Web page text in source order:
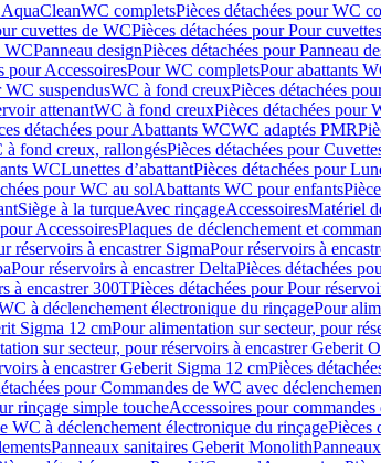
WC completsPièces détachées pour WC
cuvettes de WCPièces détachées pour Pour
WCPanneau designPièces détachées pour Panneau
pour AccessoiresPour WC completsPour abattants
WC suspendusWC à fond creuxPièces détachées
attenantWC à fond creuxPièces détachées pour
détachées pour Abattants WCWC adaptés PMR
à fond creux, rallongésPièces détachées pour
WCLunettes d’abattantPièces détachées pour
pour WC au solAbattants WC pour enfants
Siège à la turqueAvec rinçageAccessoiresMatériel
AccessoiresPlaques de déclenchement et
réservoirs à encastrer SigmaPour réservoirs à
Pour réservoirs à encastrer DeltaPièces détachées
à encastrer 300TPièces détachées pour Pour
à déclenchement électronique du rinçagePour
Sigma 12 cmPour alimentation sur secteur, pour
sur secteur, pour réservoirs à encastrer Geberit
à encastrer Geberit Sigma 12 cmPièces
pour Commandes de WC avec
rinçage simple toucheAccessoires pour commandes
WC à déclenchement électronique du rinçagePièces
Panneaux sanitaires Geberit Monolith